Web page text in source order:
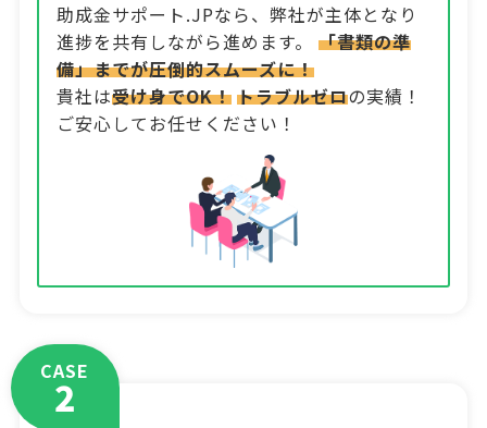
助成金サポート.JPなら、弊社が主体となり
進捗を共有しながら進めます。 「書類の準
備」までが圧倒的スムーズに！
貴社は受け身でOK！ トラブルゼロの実績！
ご安心してお任せください！
CASE
2